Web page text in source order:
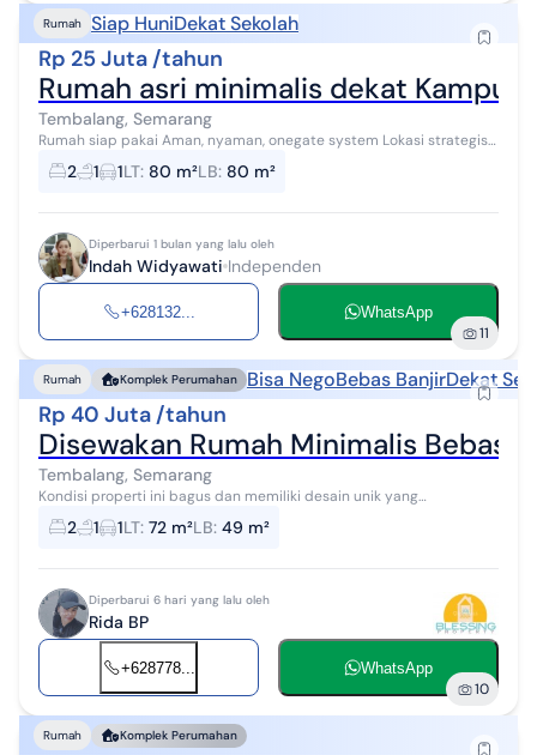
Rumah Siap HuniDekat Sekolah
Rp 25 Juta /tahun
Rumah asri minimalis dekat Kampus
Tembalang, Semarang
Rumah siap pakai Aman, nyaman, onegate system Lokasi strategis
Dekat kampus Undip, Poltekkes,Polines
2 1 1LT: 80 m²LB: 80 m²
Diperbarui 1 bulan yang lalu oleh
Indah Widyawati Independen
+628132... WhatsApp
11
Rumah Komplek Perumahan Bisa NegoBebas BanjirDekat
Rp 40 Juta /tahun
Disewakan Rumah Minimalis Bebas
Tembalang, Semarang
Kondisi properti ini bagus dan memiliki desain unik yang
menambah daya tarik dan estetika properti ini. Rumah ini berada di
wilayah perumahan/kompl...
2 1 1LT: 72 m²LB: 49 m²
Diperbarui 6 hari yang lalu oleh
Rida BP
+628778... WhatsApp
10
Rumah Komplek Perumahan